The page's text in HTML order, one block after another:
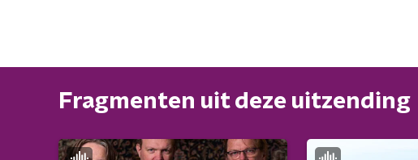
Fragmenten uit deze uitzending